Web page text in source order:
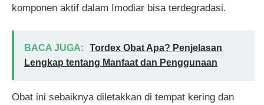
komponen aktif dalam Imodiar bisa terdegradasi.
BACA JUGA:
Tordex Obat Apa? Penjelasan
Lengkap tentang Manfaat dan Penggunaan
Obat ini sebaiknya diletakkan di tempat kering dan